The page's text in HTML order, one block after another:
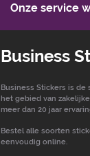
Onze service
Business
Business Stickers is de
het gebied van
meer dan 20 jaar
Bestel alle soorten
eenvoudig online.